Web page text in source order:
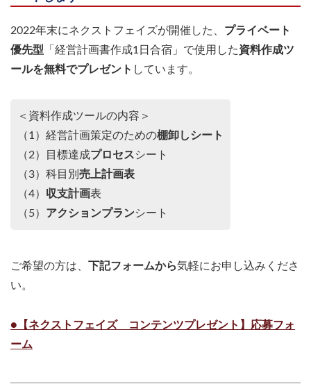
2022年末にネクストフェイズが開催した、 プライベート
優先型 「経営計画書作成1日合宿」で使用した資料作成ツ
ールを無料でプレゼント しています。
＜資料作成ツールの内容＞
（1）経営計画策定のための棚卸しシート
（2）目標達成プロセスシート
（3）科目別 売上計画表
（4） 収支計画表
（5） アクションプランシート
ご希望の方は、 下記フォームから気軽にお申し込みくださ
い。
●【ネクストフェイズ コンテンツプレゼント】応募フォ
ーム